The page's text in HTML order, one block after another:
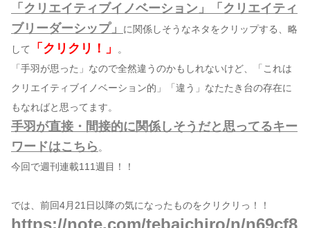
「クリエイティブイノベーション」「クリエイティ
ブリーダーシップ」
に関係しそうなネタをクリップする、略
して
「クリクリ！」
。
「手羽が思った」なので全然違うのかもしれないけど、「これは
クリエイティブイノベーション的」「違う」なたたき台の存在に
もなればと思ってます。
手羽が直接・間接的に関係しそうだと思ってるキー
ワードはこちら 。
今回で週刊連載111週目！！
では、前回4月21日以降の気になったものをクリクリっ！！
https://note.com/tebaichiro/n/n69cf8
このサイトについて
運営会社
お問い合わせ